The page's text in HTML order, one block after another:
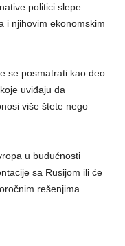
politici slepe
i njihovim ekonomskim
se posmatrati kao deo
uviđaju da
više štete nego
u budućnosti
sa Rusijom ili će
rešenjima.